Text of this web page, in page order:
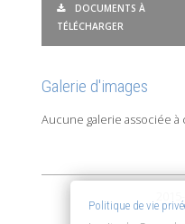
DOCUMENTS À
TÉLÉCHARGER
Galerie d'images
Aucune galerie associée
Politique de vie